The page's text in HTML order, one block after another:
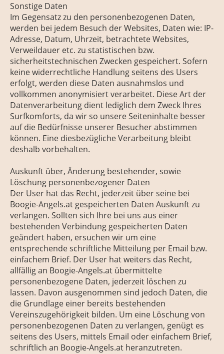
Sonstige Daten
Im Gegensatz zu den personenbezogenen Daten,
werden bei jedem Besuch der Websites, Daten wie: IP-
Adresse, Datum, Uhrzeit, betrachtete Websites,
Verweildauer etc. zu statistischen bzw.
sicherheitstechnischen Zwecken gespeichert. Sofern
keine widerrechtliche Handlung seitens des Users
erfolgt, werden diese Daten ausnahmslos und
vollkommen anonymisiert verarbeitet. Diese Art der
Datenverarbeitung dient lediglich dem Zweck Ihres
Surfkomforts, da wir so unsere Seiteninhalte besser
auf die Bedürfnisse unserer Besucher abstimmen
können. Eine diesbezügliche Verarbeitung bleibt
deshalb vorbehalten.
Auskunft über, Änderung bestehender, sowie
Löschung personenbezogener Daten
Der User hat das Recht, jederzeit über seine bei
Boogie-Angels.at gespeicherten Daten Auskunft zu
verlangen. Sollten sich Ihre bei uns aus einer
bestehenden Verbindung gespeicherten Daten
geändert haben, ersuchen wir um eine
entsprechende schriftliche Mitteilung per Email bzw.
einfachem Brief. Der User hat weiters das Recht,
allfällig an Boogie-Angels.at übermittelte
personenbezogene Daten, jederzeit löschen zu
lassen. Davon ausgenommen sind jedoch Daten, die
die Grundlage einer bereits bestehenden
Vereinszugehörigkeit bilden. Um eine Löschung von
personenbezogenen Daten zu verlangen, genügt es
seitens des Users, mittels Email oder einfachem Brief,
schriftlich an Boogie-Angels.at heranzutreten.